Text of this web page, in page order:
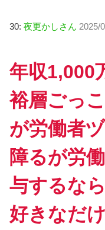
30: 夜更かしさん 2025/
年収1,000
裕層ごっ
が労働者
障るが労
与するな
好きなだ